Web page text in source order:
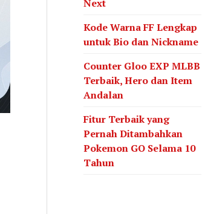
Next
Kode Warna FF Lengkap
untuk Bio dan Nickname
Counter Gloo EXP MLBB
Terbaik, Hero dan Item
Andalan
Fitur Terbaik yang
Pernah Ditambahkan
Pokemon GO Selama 10
Tahun